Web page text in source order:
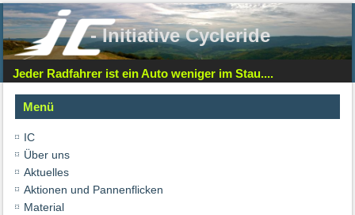
- Initiative Cycleride
Jeder Radfahrer ist ein Auto weniger im Stau....
Menü
IC
Über uns
Aktuelles
Aktionen und Pannenflicken
Material